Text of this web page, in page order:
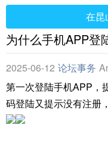
在昆
为什么手机APP登
2025-06-12 论坛事务
第一次登陆手机APP，
码登陆又提示没有注册